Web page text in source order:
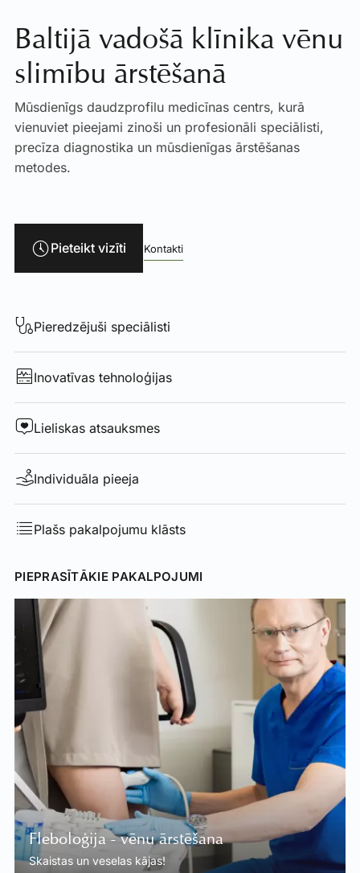
Baltijā vadošā klīnika vēnu
slimību ārstēšanā
Mūsdienīgs daudzprofilu medicīnas centrs, kurā
vienuviet pieejami zinoši un profesionāli speciālisti,
precīza diagnostika un mūsdienīgas ārstēšanas
metodes.
Pieteikt vizīti Kontakti
Pieredzējuši speciālisti
Inovatīvas tehnoloģijas
Lieliskas atsauksmes
Individuāla pieeja
Plašs pakalpojumu klāsts
PIEPRASĪTĀKIE PAKALPOJUMI
Fleboloģija - vēnu ārstēšana
Skaistas un veselas kājas!